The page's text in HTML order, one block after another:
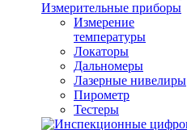
Измерительные приборы
Измерение
температуры
Локаторы
Дальномеры
Лазерные нивелиры
Пирометр
Тестеры